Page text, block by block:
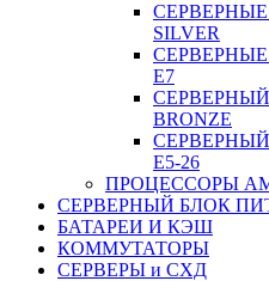
СЕРВЕРНЫЕ
SILVER
СЕРВЕРНЫЕ
Е7
СЕРВЕРНЫЙ
BRONZE
СЕРВЕРНЫЙ
Е5-26
ПРОЦЕССОРЫ
СЕРВЕРНЫЙ БЛОК
БАТАРЕИ И КЭШ
КОММУТАТОРЫ
СЕРВЕРЫ и СХД